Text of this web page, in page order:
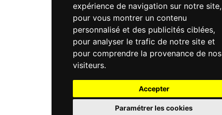
expérience de navigation sur notre site,
pour vous montrer un contenu
personnalisé et des publicités ciblées,
pour analyser le trafic de notre site et
pour comprendre la provenance de nos
visiteurs.
Accepter
Paramétrer les cookies